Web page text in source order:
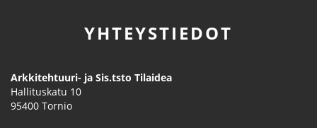
YHTEYSTIEDOT
Arkkitehtuuri- ja Sis.tsto Tilaidea
Hallituskatu 10
95400 Tornio